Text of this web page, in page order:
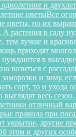
и
цветыВсе
цветы, но их
А растения в саду
тем лучше и
приходят
в
возиться с
заморозки и зиму,
сорт, то и ухода
выглядят весь
отличный
правила при
укрытие, другие
этом и других